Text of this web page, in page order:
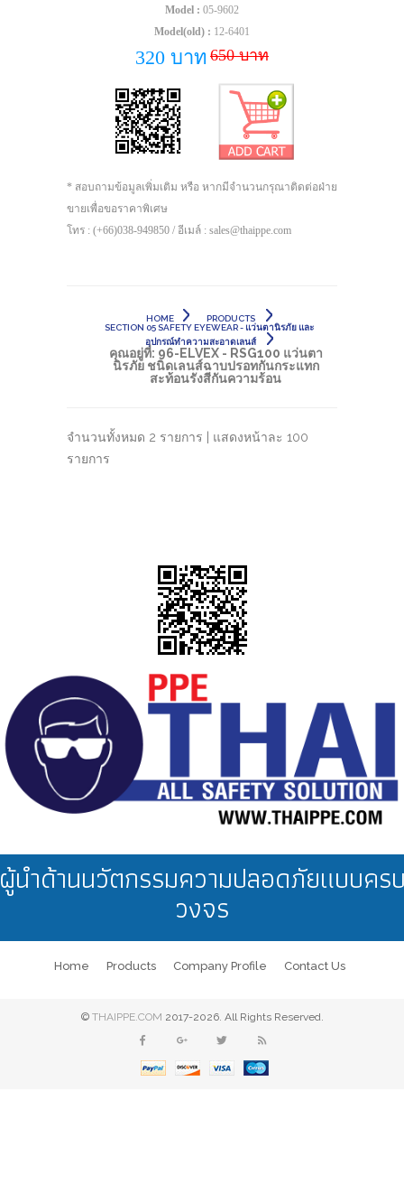
Model : 05-9602
Model(old) : 12-6401
320 บาท 650 บาท
* สอบถามข้อมูลเพิ่มเติม หรือ หากมีจำนวนกรุณาติดต่อฝ่าย
ขายเพื่อขอราคาพิเศษ
โทร : (+66)038-949850 / อีเมล์ : sales@thaippe.com
HOME
PRODUCTS
SECTION 05 SAFETY EYEWEAR - แว่นตานิรภัย และ
อุปกรณ์ทำความสะอาดเลนส์
คุณอยู่ที่: 96-ELVEX - RSG100 แว่นตา
นิรภัย ชนิดเลนส์ฉาบปรอทกันกระแทก
สะท้อนรังสีกันความร้อน
จำนวนทั้งหมด 2 รายการ | แสดงหน้าละ 100
รายการ
นำด้านนวัตกรรมความปลอดภัยแบบคร
วงจร
Home Products Company Profile Contact Us
© THAIPPE.COM 2017-2026. All Rights Reserved.